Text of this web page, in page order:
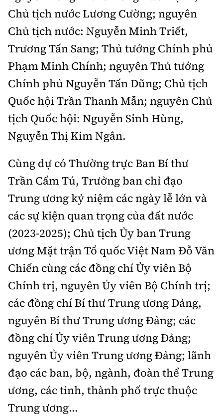
Tổng biên tập:Nguyễn Thị Hồng Nga
Nguyễn Sơn Tùng,
Nguyễn Đức Thắng, La Đức Hùng
0901 514 799
Quảng cáo và Phát hành:
0915 057 282
Email:bandoc@baoxaydung.vn
Cấm sao chép dưới mọi hình thức nếu không có sự
chấp thuận bằng văn bản.
Thông tin tòa
Chủ tịch nước Lương Cường; nguyên
Chủ tịch nước: Nguyễn Minh Triết,
Trương Tấn Sang; Thủ tướng Chính phủ
Phạm Minh Chính; nguyên Thủ tướng
Chính phủ Nguyễn Tấn Dũng; Chủ tịch
Quốc hội Trần Thanh Mẫn; nguyên Chủ
tịch Quốc hội: Nguyễn Sinh Hùng,
Nguyễn Thị Kim Ngân.
Cùng dự có Thường trực Ban Bí thư
Trần Cẩm Tú, Trưởng ban chỉ đạo
Trung ương kỷ niệm các ngày lễ lớn và
các sự kiện quan trọng của đất nước
(2023-2025); Chủ tịch Ủy ban Trung
ương Mặt trận Tổ quốc Việt Nam Đỗ Văn
Chiến cùng các đồng chí Ủy viên Bộ
Chính trị, nguyên Ủy viên Bộ Chính trị;
các đồng chí Bí thư Trung ương Đảng,
nguyên Bí thư Trung ương Đảng; các
đồng chí Ủy viên Trung ương Đảng;
nguyên Ủy viên Trung ương Đảng; lãnh
đạo các ban, bộ, ngành, đoàn thể Trung
ương, các tỉnh, thành phố trực thuộc
Trung ương...